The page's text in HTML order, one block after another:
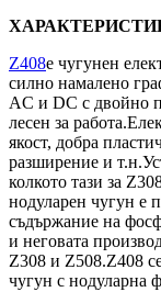
Z408е чугунен
силно намалено
AC и DC с двойно
лесен за
якост, добра
разширение и
колкото тази за
нодуларен чугун е
съдържание на
и неговата
Z308 и Z508.Z408
чугун с нодуларна